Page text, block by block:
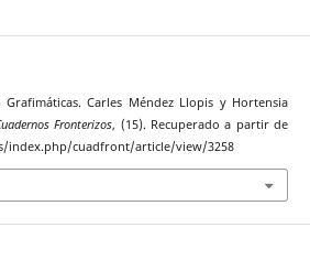
Grafimáticas. Carles Méndez Llopis y Hortensia
Fronterizos, (15). Recuperado a partir de
index.php/cuadfront/article/view/3258